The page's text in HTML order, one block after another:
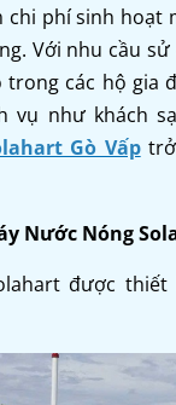
phí sinh hoạt
Với nhu cầu
trong các hộ gia
vụ như khách
Gò Vấptrở
Nước Nóng
được